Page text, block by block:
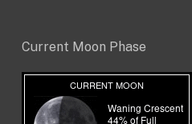
Current Moon Phase